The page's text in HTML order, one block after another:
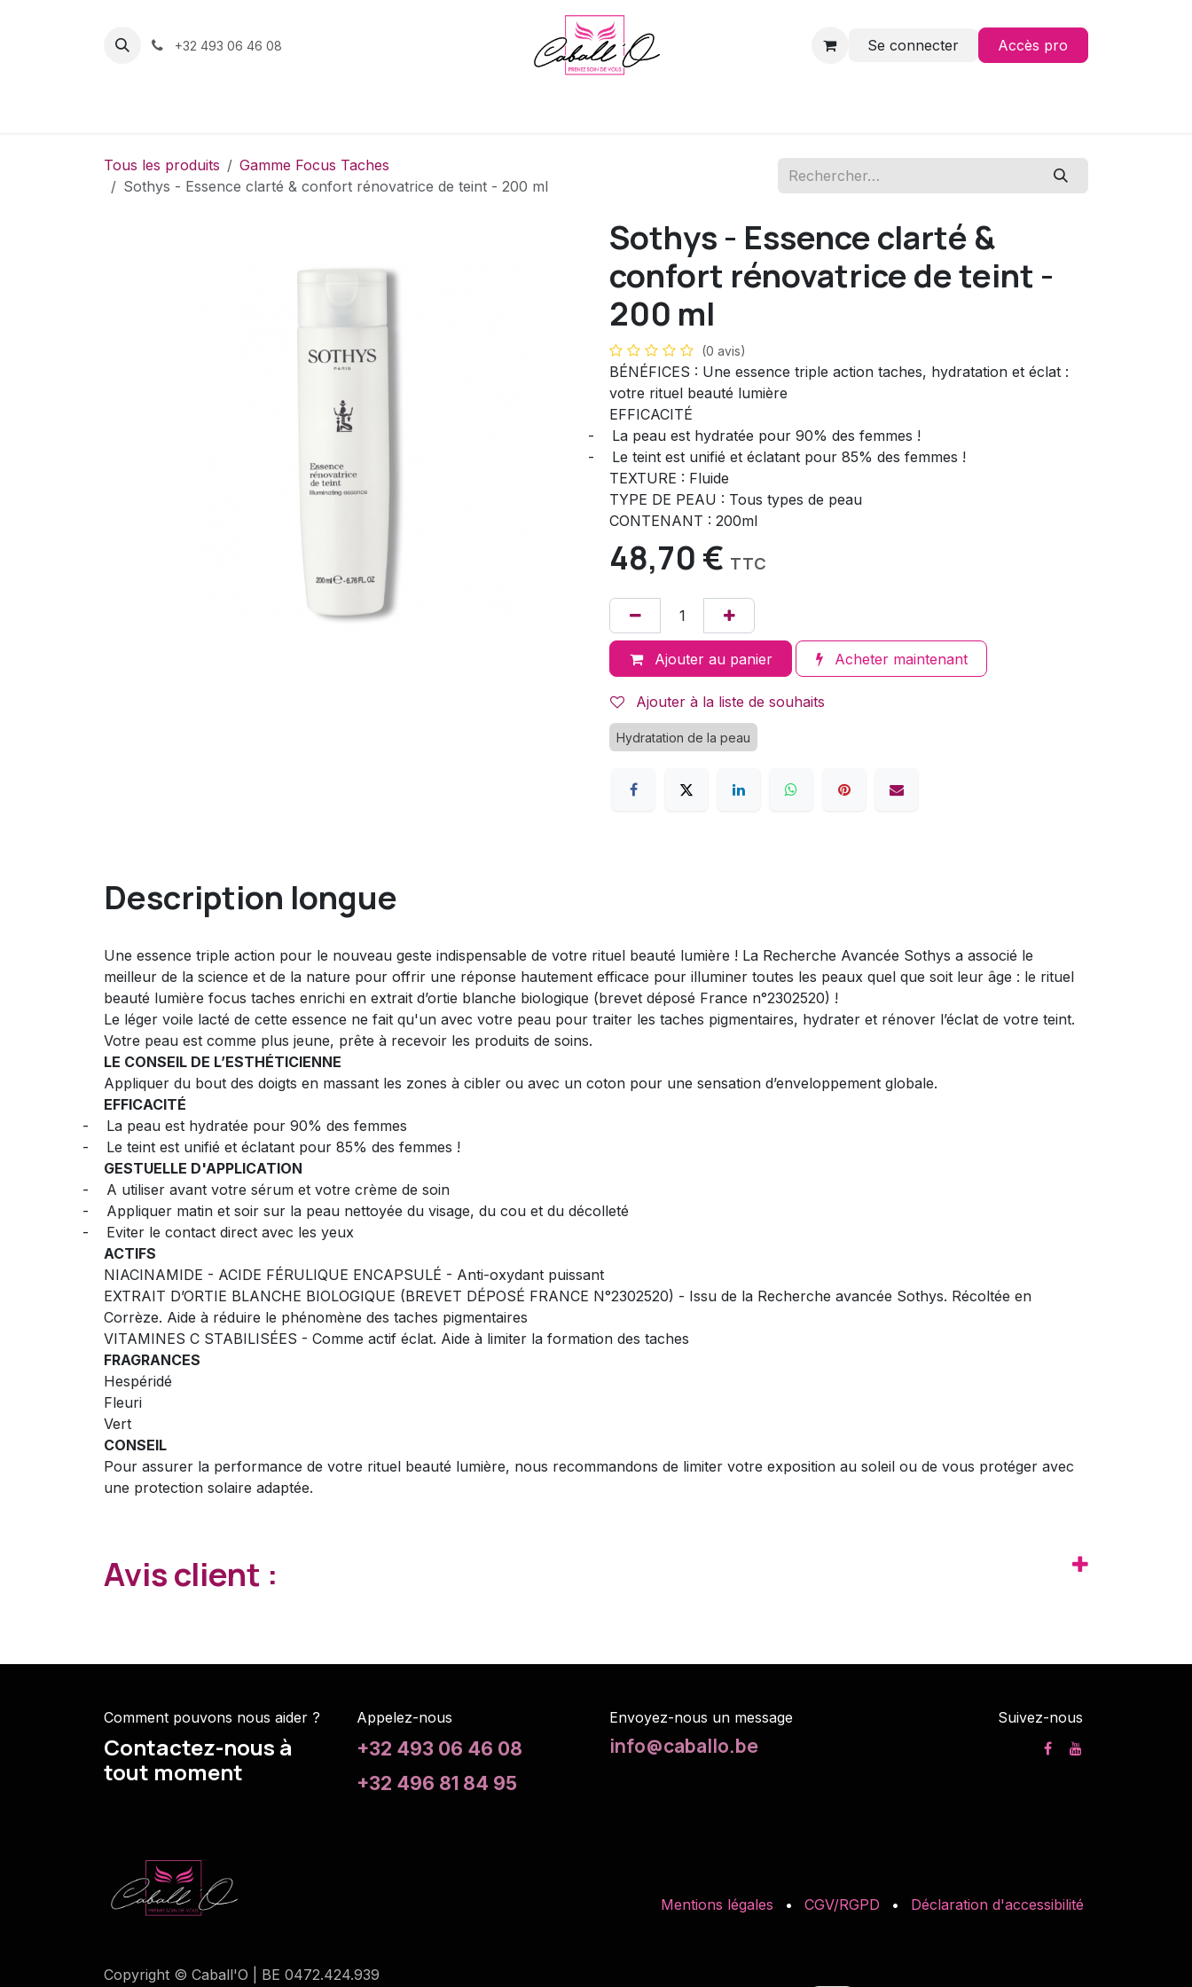
+32 493 06 46 08 Se connecter Accès pro
Tous les produits
Gamme Focus Taches
Sothys - Essence clarté & confort rénovatrice de teint - 200 ml
Sothys - Essence clarté &
confort rénovatrice de teint -
200 ml
(0 avis)
BÉNÉFICES : Une essence triple action taches, hydratation et éclat :
votre rituel beauté lumière
EFFICACITÉ
-
La peau est hydratée pour 90% des femmes !
-
Le teint est unifié et éclatant pour 85% des femmes !
TEXTURE : Fluide
TYPE DE PEAU : Tous types de peau
CONTENANT : 200ml
48,70 € TTC
Ajouter au panier Acheter maintenant
Ajouter à la liste de souhaits
Hydratation de la peau
Description longue
Une essence triple action pour le nouveau geste indispensable de votre rituel beauté lumière ! La Recherche Avancée Sothys a associé le
meilleur de la science et de la nature pour offrir une réponse hautement efficace pour illuminer toutes les peaux quel que soit leur âge : le rituel
beauté lumière focus taches enrichi en extrait d’ortie blanche biologique (brevet déposé France n°2302520) !
Le léger voile lacté de cette essence ne fait qu'un avec votre peau pour traiter les taches pigmentaires, hydrater et rénover l’éclat de votre teint.
Votre peau est comme plus jeune, prête à recevoir les produits de soins.
LE CONSEIL DE L’ESTHÉTICIENNE
Appliquer du bout des doigts en massant les zones à cibler ou avec un coton pour une sensation d’enveloppement globale.
EFFICACITÉ
-
La peau est hydratée pour 90% des femmes
-
Le teint est unifié et éclatant pour 85% des femmes !
GESTUELLE D'APPLICATION
-
A utiliser avant votre sérum et votre crème de soin
-
Appliquer matin et soir sur la peau nettoyée du visage, du cou et du décolleté
-
Eviter le contact direct avec les yeux
ACTIFS
NIACINAMIDE - ACIDE FÉRULIQUE ENCAPSULÉ - Anti-oxydant puissant
EXTRAIT D’ORTIE BLANCHE BIOLOGIQUE (BREVET DÉPOSÉ FRANCE N°2302520) - Issu de la Recherche avancée Sothys. Récoltée en
Corrèze. Aide à réduire le phénomène des taches pigmentaires
VITAMINES C STABILISÉES - Comme actif éclat. Aide à limiter la formation des taches
FRAGRANCES
Hespéridé
Fleuri
Vert
CONSEIL
Pour assurer la performance de votre rituel beauté lumière, nous recommandons de limiter votre exposition au soleil ou de vous protéger avec
une protection solaire adaptée.
Avis client :
Comment pouvons nous aider ?
Contactez-nous à
tout moment
Appelez-nous
+32 493 06 46 08
+32 496 81 84 95
Envoyez-nous un message
info@caballo.be
Suivez-nous
Mentions légales • CGV/RGPD • Déclaration d'accessibilité
Copyright © Caball'O | BE 0472.424.939